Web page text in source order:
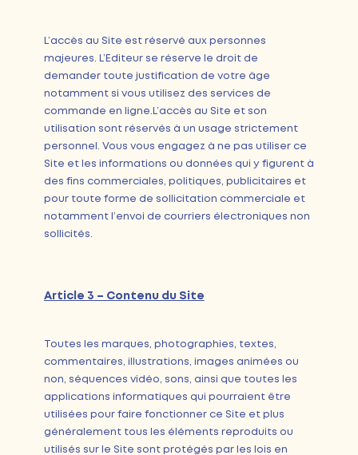
L’accès au Site est réservé aux personnes
majeures. L’Editeur se réserve le droit de
demander toute justification de votre âge
notamment si vous utilisez des services de
commande en ligne.
L’accès au Site et son
utilisation sont réservés à un usage strictement
personnel. Vous vous engagez à ne pas utiliser ce
Site et les informations ou données qui y figurent à
des fins commerciales, politiques, publicitaires et
pour toute forme de sollicitation commerciale et
notamment l’envoi de courriers électroniques non
sollicités.
Article 3 – Contenu du Site
Toutes les marques, photographies, textes,
commentaires, illustrations, images animées ou
non, séquences vidéo, sons, ainsi que toutes les
applications informatiques qui pourraient être
utilisées pour faire fonctionner ce Site et plus
généralement tous les éléments reproduits ou
utilisés sur le Site sont protégés par les lois en